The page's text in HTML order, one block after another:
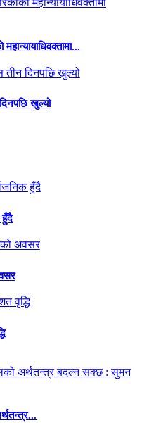
खुल्यो
हुँदै